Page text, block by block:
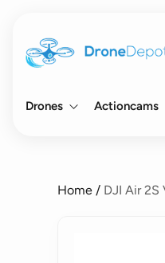
Drones Actioncams
Home / DJI Air 2S